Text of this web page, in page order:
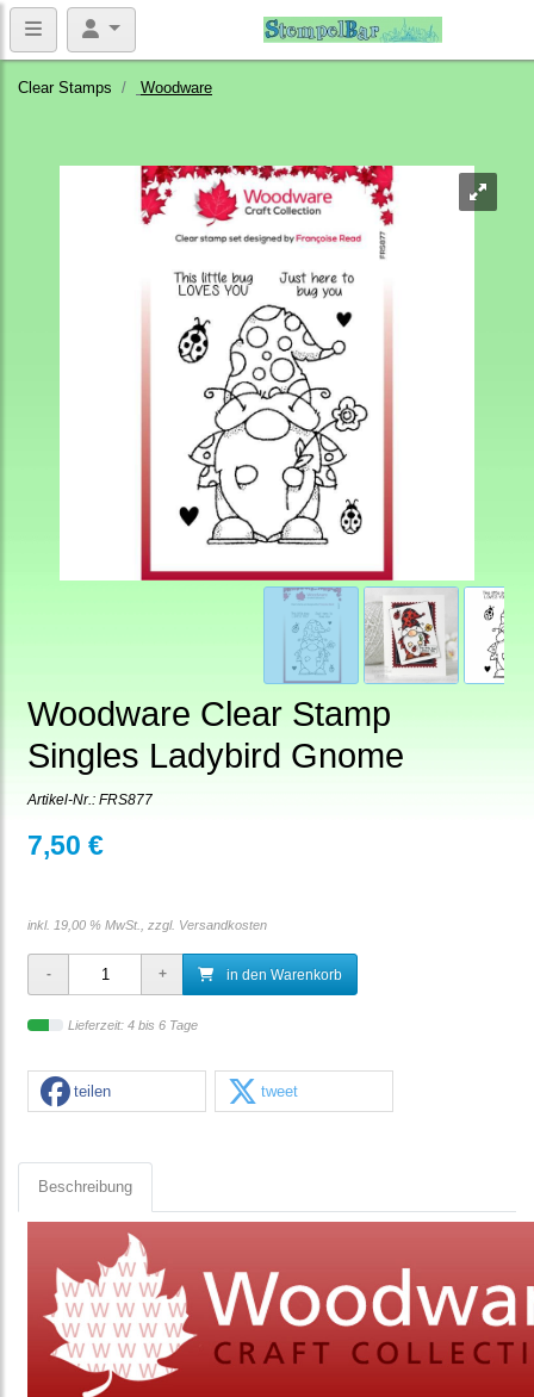
Clear Stamps Woodware
Woodware Clear Stamp
Singles Ladybird Gnome
Artikel-Nr.: FRS877
7,50 €
inkl. 19,00 % MwSt., zzgl. Versandkosten
in den Warenkorb
Lieferzeit: 4 bis 6 Tage
teilen tweet
Beschreibung